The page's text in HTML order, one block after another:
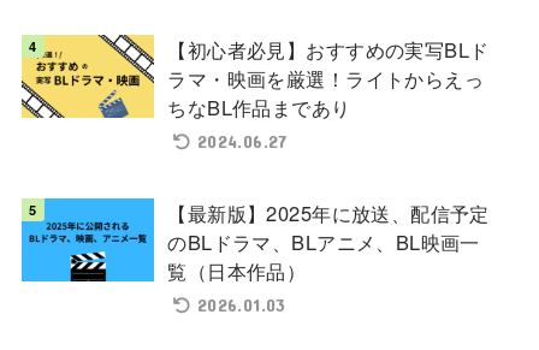
【初心者必見】おすすめの実写BLド
ラマ・映画を厳選！ライトからえっ
ちなBL作品まであり
2024.06.27
【最新版】2025年に放送、配信予定
のBLドラマ、BLアニメ、BL映画一
覧（日本作品）
2026.01.03